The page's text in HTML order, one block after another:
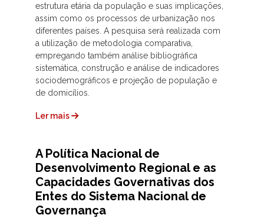
estrutura etária da população e suas implicações,
assim como os processos de urbanização nos
diferentes países. A pesquisa será realizada com
a utilização de metodologia comparativa,
empregando também análise bibliográfica
sistemática, construção e análise de indicadores
sociodemográficos e projeção de população e
de domicílios.
Ler mais
A Política Nacional de
Desenvolvimento Regional e as
Capacidades Governativas dos
Entes do Sistema Nacional de
Governança